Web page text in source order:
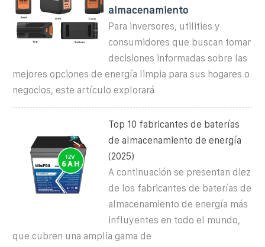
almacenamiento
Para inversores, utilities y
consumidores que buscan tomar
decisiones informadas sobre las
mejores opciones de energía limpia para sus hogares o
negocios, este artículo explorará
Top 10 fabricantes de baterías
de almacenamiento de energía
(2025)
A continuación se presentan diez
de los fabricantes de baterías de
almacenamiento de energía más
influyentes en todo el mundo,
que cubren una amplia gama de